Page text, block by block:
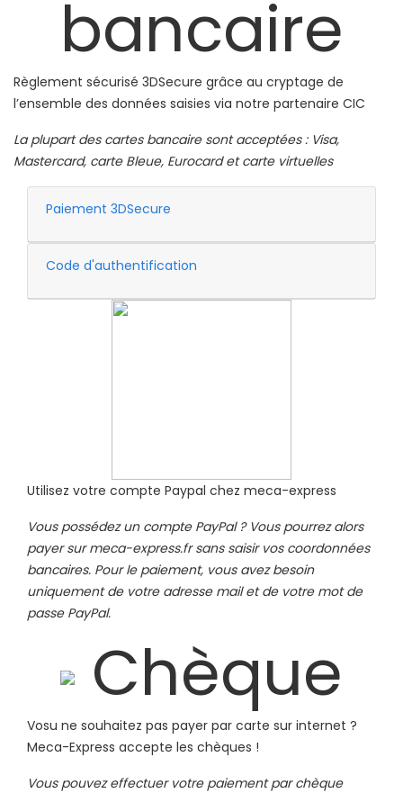
bancaire
Règlement sécurisé 3DSecure grâce au cryptage de
l’ensemble des données saisies via notre partenaire CIC
La plupart des cartes bancaire sont acceptées : Visa,
Mastercard, carte Bleue, Eurocard et carte virtuelles
Paiement 3DSecure
Code d'authentification
Utilisez votre compte Paypal chez meca-express
Vous possédez un compte PayPal ? Vous pourrez alors
payer sur meca-express.fr sans saisir vos coordonnées
bancaires. Pour le paiement, vous avez besoin
uniquement de votre adresse mail et de votre mot de
passe PayPal.
Chèque
Vosu ne souhaitez pas payer par carte sur internet ?
Meca-Express accepte les chèques !
Vous pouvez effectuer votre paiement par chèque